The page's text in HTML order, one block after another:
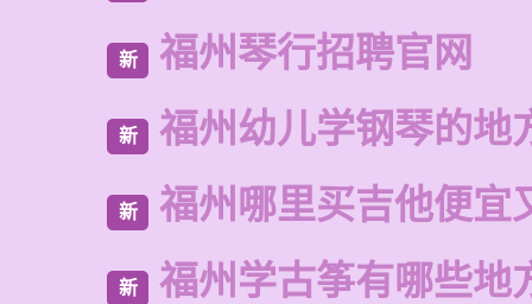
新 福州琴行招聘官网
新 福州幼儿学钢琴的地
新 福州哪里买吉他便宜
新 福州学古筝有哪些地